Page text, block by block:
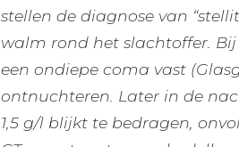
stellen de diagnose van
walm rond het slachtoffer.
een ondiepe coma vast
ontnuchteren. Later in de
1,5 g/l blijkt te bedragen,